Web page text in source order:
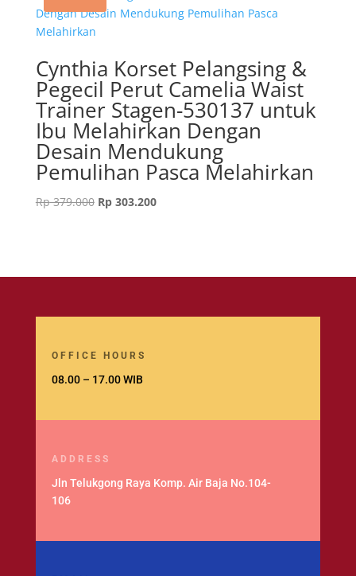
Cynthia Korset Pelangsing &
Pegecil Perut Camelia Waist
Trainer Stagen-530137 untuk
Ibu Melahirkan Dengan
Desain Mendukung
Pemulihan Pasca Melahirkan
Rp379.000 Original
Rp303.200Current
OFFICE HOURS
08.00 – 17.00 WIB
ADDRESS
Jln Telukgong Raya Komp. Air Baja No.104-
106